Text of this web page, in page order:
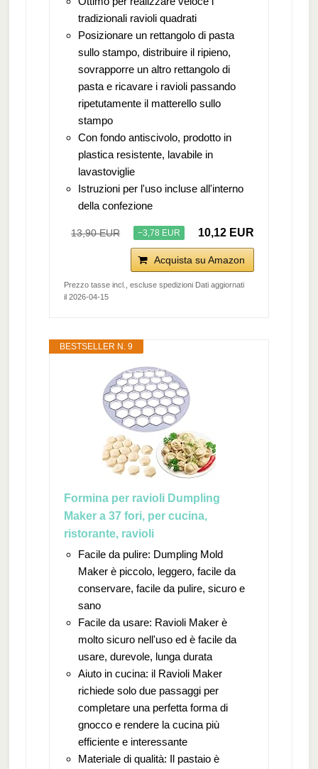
tradizionali ravioli quadrati
Posizionare un rettangolo di pasta
sullo stampo, distribuire il ripieno,
sovrapporre un altro rettangolo di
pasta e ricavare i ravioli passando
ripetutamente il matterello sullo
stampo
Con fondo antiscivolo, prodotto in
plastica resistente, lavabile in
lavastoviglie
Istruzioni per l'uso incluse all'interno
della confezione
13,90 EUR −3,78 EUR 10,12 EUR
Acquista su Amazon
Prezzo tasse incl., escluse spedizioni Dati aggiornati
il 2026-04-15
BESTSELLER N. 9
Formina per ravioli Dumpling
Maker a 37 fori, per cucina,
ristorante, ravioli
Facile da pulire: Dumpling Mold
Maker è piccolo, leggero, facile da
conservare, facile da pulire, sicuro e
sano
Facile da usare: Ravioli Maker è
molto sicuro nell'uso ed è facile da
usare, durevole, lunga durata
Aiuto in cucina: il Ravioli Maker
richiede solo due passaggi per
completare una perfetta forma di
gnocco e rendere la cucina più
efficiente e interessante
Materiale di qualità: Il pastaio è